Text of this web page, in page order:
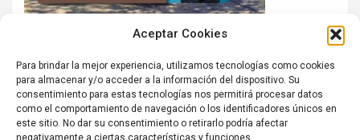
Aceptar Cookies
Para brindar la mejor experiencia, utilizamos tecnologías como cookies
para almacenar y/o acceder a la información del dispositivo. Su
consentimiento para estas tecnologías nos permitirá procesar datos
como el comportamiento de navegación o los identificadores únicos en
este sitio. No dar su consentimiento o retirarlo podría afectar
negativamente a ciertas características y funciones.